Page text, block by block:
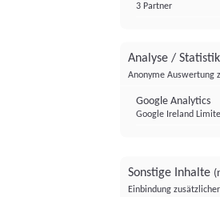
3 Partner
Analyse / Statistik
Anonyme Auswertung
Google Analytics
Google Ireland
Sonstige Inhalte
Einbindung